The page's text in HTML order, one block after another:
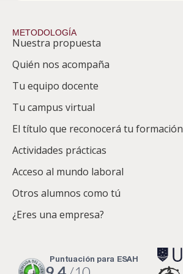
METODOLOGÍA
Nuestra propuesta
Quién nos acompaña
Tu equipo docente
Tu campus virtual
El título que reconocerá tu formación
Actividades prácticas
Acceso al mundo laboral
Otros alumnos como tú
¿Eres una empresa?
puntuación para ESAH